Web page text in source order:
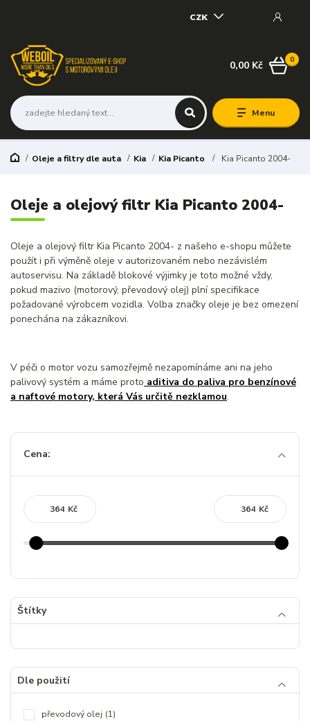
Menu
CZK
0
0,00 Kč
Oleje a filtry dle auta Kia Kia Picanto Kia Picanto 2004-
Oleje a olejový filtr Kia Picanto 2004-
Oleje a olejový filtr Kia Picanto 2004- z našeho e-shopu můžete
použít i při výměně oleje v autorizovaném nebo nezávislém
autoservisu. Na základě blokové výjimky je toto možné vždy,
pokud mazivo (motorový, převodový olej) plní specifikace
požadované výrobcem vozidla. Volba značky oleje je bez omezení
ponechána na zákazníkovi.
V péči o motor vozu samozřejmě nezapomínáme ani na jeho
palivový systém a máme proto aditiva do paliva pro benzínové
a naftové motory, která Vás určitě nezklamou.
Cena:
Kč Kč
Štítky
Dle použití
převodový olej (1)